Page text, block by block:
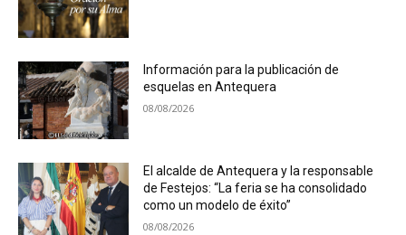
Información para la publicación de
esquelas en Antequera
08/08/2026
El alcalde de Antequera y la responsable
de Festejos: “La feria se ha consolidado
como un modelo de éxito”
08/08/2026